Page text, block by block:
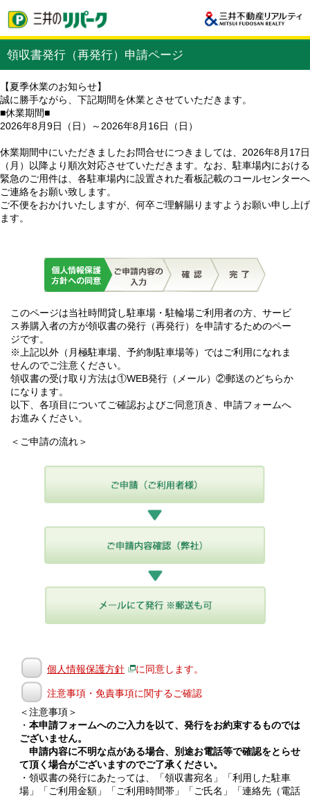
領収書発行（再発行）申請ページ
【夏季休業のお知らせ】
誠に勝手ながら、下記期間を休業とさせていただきます。
■休業期間■
2026年8月9日（日）～2026年8月16日（日）
休業期間中にいただきましたお問合せにつきましては、2026年8月17日
（月）以降より順次対応させていただきます。なお、駐車場内における
緊急のご用件は、各駐車場内に設置された看板記載のコールセンターへ
ご連絡をお願い致します。
ご不便をおかけいたしますが、何卒ご理解賜りますようお願い申し上げ
ます。
このページは当社時間貸し駐車場・駐輪場ご利用者の方、サービ
ス券購入者の方が領収書の発行（再発行）を申請するためのペー
ジです。
※上記以外（月極駐車場、予約制駐車場等）ではご利用になれま
せんのでご注意ください。
領収書の受け取り方法は①WEB発行（メール）②郵送のどちらか
になります。
以下、各項目についてご確認およびご同意頂き、申請フォームへ
お進みください。
＜ご申請の流れ＞
個人情報保護方針 に同意します。
注意事項・免責事項に関するご確認
＜注意事項＞
・ 本申請フォームへのご入力を以て、発行をお約束するものでは
ございません。
申請内容に不明な点がある場合、別途お電話等で確認をとらせ
て頂く場合がございますのでご了承ください。
・領収書の発行にあたっては、「領収書宛名」「利用した駐車
場」「ご利用金額」「ご利用時間帯」「ご氏名」「連絡先（電話